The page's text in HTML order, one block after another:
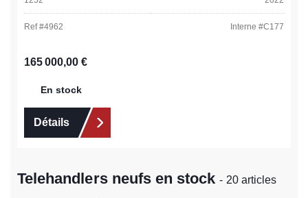
Ref #4962 Interne #C177
Prix régulier :
165 000,00 €
En stock
Détails
Telehandlers neufs en stock- 20 articles